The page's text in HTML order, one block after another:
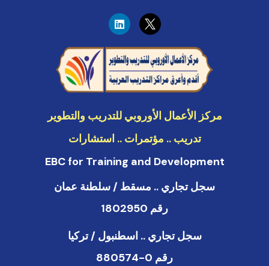
L
i
n
k
e
d
i
n
مركز الأعمال الأوروبي للتدريب والتطوير
تدريب .. مؤتمرات .. استشارات
EBC for Training and Development
سجل تجاري .. مسقط / سلطنة عمان
رقم 1802950
سجل تجاري .. اسطنبول / تركيا
رقم 0-880574